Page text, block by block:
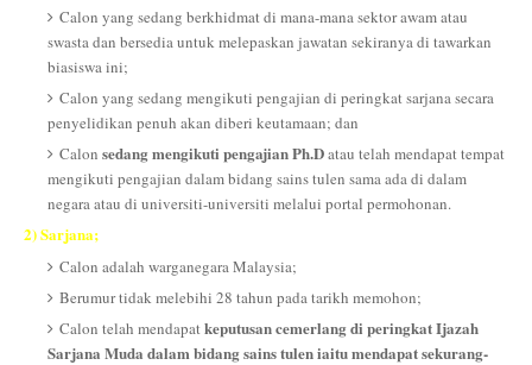
Calon yang sedang berkhidmat di mana-mana sektor awam atau
swasta dan bersedia untuk melepaskan jawatan sekiranya di tawarkan
biasiswa ini;
Calon yang sedang mengikuti pengajian di peringkat sarjana secara
penyelidikan penuh akan diberi keutamaan; dan
Calon sedang mengikuti pengajian Ph.Datau telah mendapat tempat
mengikuti pengajian dalam bidang sains tulen sama ada di dalam
negara atau di universiti-universiti melalui portal permohonan.
2) Sarjana;
Calon adalah warganegara Malaysia;
Berumur tidak melebihi 28 tahun pada tarikh memohon;
Calon telah mendapatkeputusan cemerlang di peringkat Ijazah
Sarjana Muda dalam bidang sains tulen iaitu mendapat sekurang-